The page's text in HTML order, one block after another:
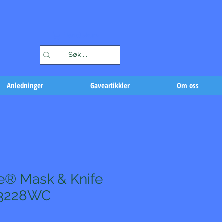
Anledninger Gaveartikkler Om oss
Mask & Knife